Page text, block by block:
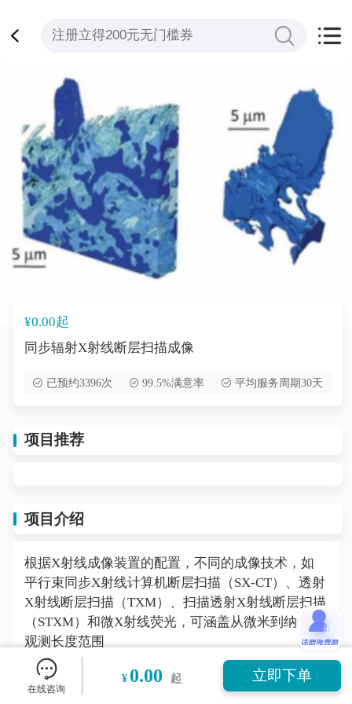
在线咨询
¥ 0.00 起 立即下单
¥0.00起
同步辐射X射线断层扫描成像
已预约3396次 99.5%满意率 平均服务周期30天
项目推荐
项目介绍
根据X射线成像装置的配置，不同的成像技术，如
平行束同步X射线计算机断层扫描（SX-CT）、透射
X射线断层扫描（TXM）、扫描透射X射线断层扫描
（STXM）和微X射线荧光，可涵盖从微米到纳米的
观测长度范围
项目案例